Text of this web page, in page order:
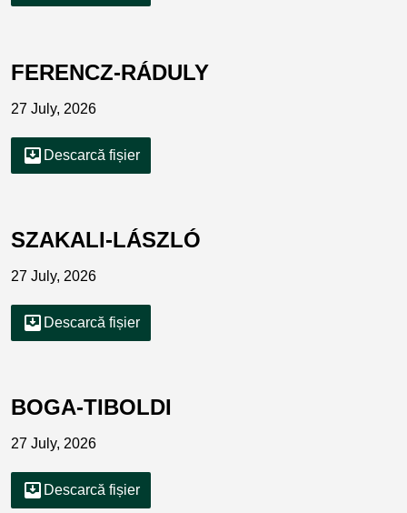
FERENCZ-RÁDULY
27 July, 2026
move_to_inbox Descarcă fișier
SZAKALI-LÁSZLÓ
27 July, 2026
move_to_inbox Descarcă fișier
BOGA-TIBOLDI
27 July, 2026
move_to_inbox Descarcă fișier